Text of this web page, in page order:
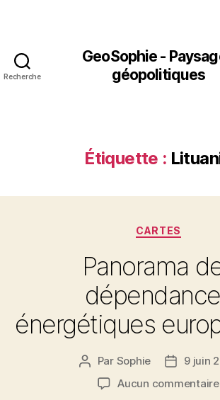
Recherche
GeoSophie -
géopolitiques
Étiquette :
Catégories
CARTES
Panorama
énergétiques
Auteur
l’article
Par Sophie
Date9 juin
Aucun commentaire